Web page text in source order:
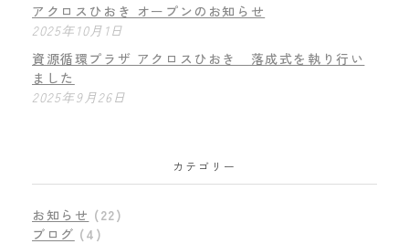
アクロスひおき オープンのお知らせ
2025年10月1日
資源循環プラザ アクロスひおき 落成式を執り行い
ました
2025年9月26日
カテゴリー
お知らせ (22)
ブログ (4)